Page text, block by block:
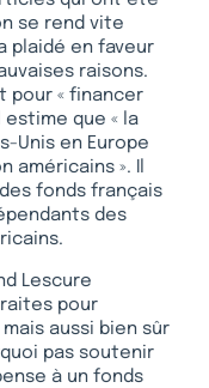
se rend vite
plaidé en faveur
raisons.
pour « financer
que « la
Unis en Europe
américains ». Il
fonds français
des
Lescure
pour
aussi bien sûr
pas soutenir
à un fonds